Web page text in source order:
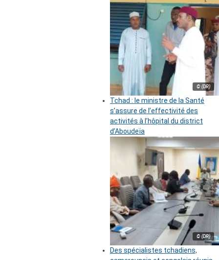
© (DR)
Tchad : le ministre de la Santé
s’assure de l’effectivité des
activités à l’hôpital du district
d’Aboudeïa
© (DR)
Des spécialistes tchadiens,